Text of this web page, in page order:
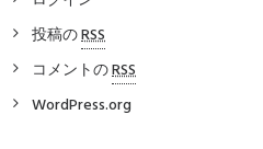
投稿のRSS
コメントのRSS
WordPress.org